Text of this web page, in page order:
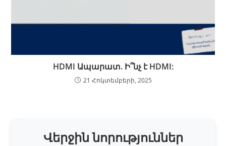
HDMI Ապարատ. Ի՞նչ է HDMI:
21 Հոկտեմբերի, 2025
Վերջին նորություններ